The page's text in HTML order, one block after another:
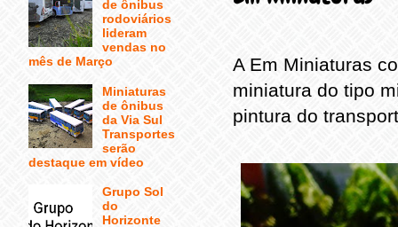
A Em Miniaturas
miniatura do tipo
pintura do
de ônibus
rodoviários
lideram
vendas no
mês de Março
Miniaturas
de ônibus
da Via Sul
Transportes
serão
destaque em vídeo
Grupo Sol
do
Horizonte